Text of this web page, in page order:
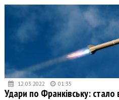
12.03.2022 01:35
Удари по Франківську: стало